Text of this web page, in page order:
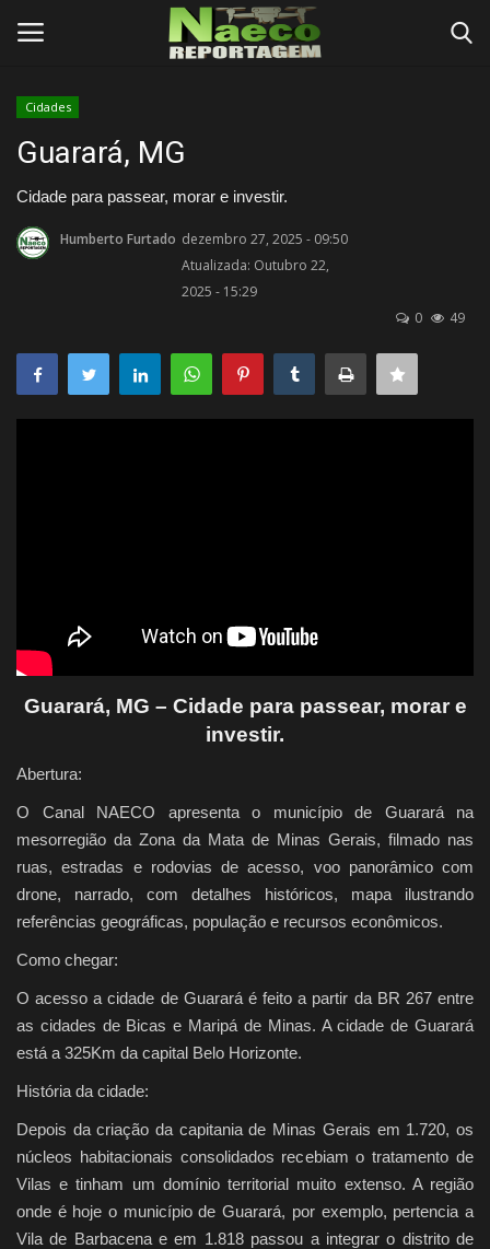
Início
Termos e Condições
Negócios
Tutoriais
Fale Conosco
Cidades
Guarará, MG
Cidade para passear, morar e investir.
Humberto Furtado dezembro 27, 2025 - 09:50
Atualizada: Outubro 22,
2025 - 15:29
0
49
Guarará, MG – Cidade para passear, morar e
investir.
Abertura:
O Canal NAECO apresenta o município de Guarará na
mesorregião da Zona da Mata de Minas Gerais, filmado nas
ruas, estradas e rodovias de acesso, voo panorâmico com
drone, narrado, com detalhes históricos, mapa ilustrando
referências geográficas, população e recursos econômicos.
Como chegar:
O acesso a cidade de Guarará é feito a partir da BR 267 entre
as cidades de Bicas e Maripá de Minas. A cidade de Guarará
está a 325Km da capital Belo Horizonte.
História da cidade:
Depois da criação da capitania de Minas Gerais em 1.720, os
núcleos habitacionais consolidados recebiam o tratamento de
Vilas e tinham um domínio territorial muito extenso. A região
onde é hoje o município de Guarará, por exemplo, pertencia a
Vila de Barbacena e em 1.818 passou a integrar o distrito de